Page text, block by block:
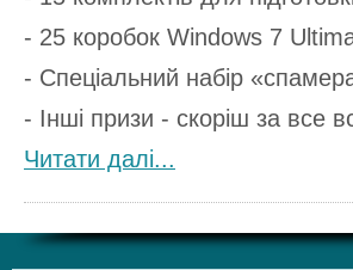
- 25 коробок Windows 7
- Спеціальний набір
- Інші призи - скоріш за все
Читати далі...